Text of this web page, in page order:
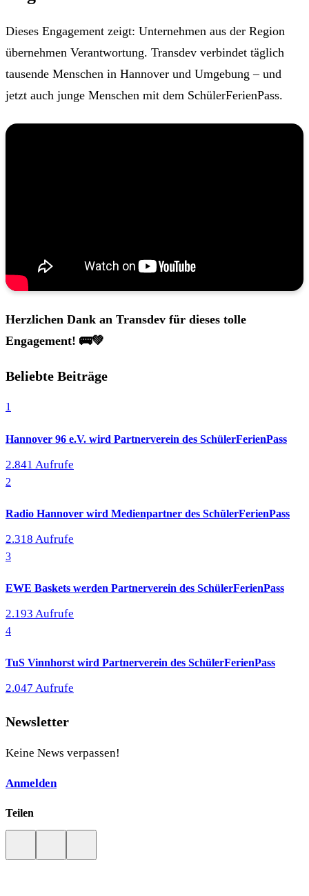
Dieses Engagement zeigt: Unternehmen aus der Region
übernehmen Verantwortung. Transdev verbindet täglich
tausende Menschen in Hannover und Umgebung – und
jetzt auch junge Menschen mit dem SchülerFerienPass.
Herzlichen Dank an Transdev für dieses tolle
Engagement! 🚌💚
Beliebte Beiträge
1
Hannover 96 e.V. wird Partnerverein des SchülerFerienPass
2.841 Aufrufe
2
Radio Hannover wird Medienpartner des SchülerFerienPass
2.318 Aufrufe
3
EWE Baskets werden Partnerverein des SchülerFerienPass
2.193 Aufrufe
4
TuS Vinnhorst wird Partnerverein des SchülerFerienPass
2.047 Aufrufe
Newsletter
Keine News verpassen!
Anmelden
Teilen